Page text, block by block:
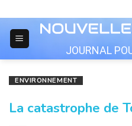
to
content
JOURNAL
ENVIRONNEMENT
La catastrophe de